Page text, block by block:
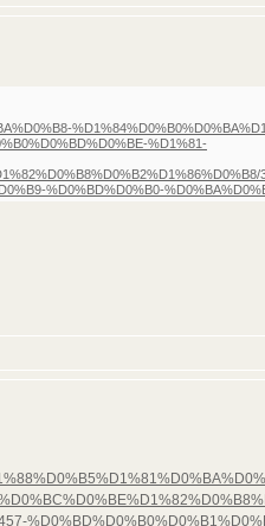
%D1%81-
%D0%BD%D0%B0-